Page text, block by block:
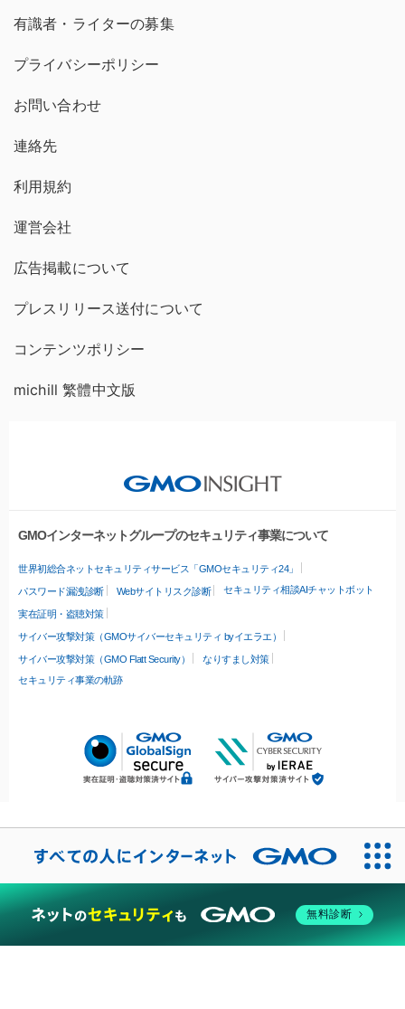
有識者・ライターの募集
プライバシーポリシー
お問い合わせ
連絡先
利用規約
運営会社
広告掲載について
プレスリリース送付について
コンテンツポリシー
michill 繁體中文版
GMOインターネットグループのセキュリティ事業について
世界初総合ネットセキュリティサービス「GMOセキュリティ24」
パスワード漏洩診断 Webサイトリスク診断 セキュリティ相談AIチャットボット
実在証明・盗聴対策
サイバー攻撃対策（GMOサイバーセキュリティ byイエラエ）
サイバー攻撃対策（GMO Flatt Security）
なりすまし対策
セキュリティ事業の軌跡
無料診断